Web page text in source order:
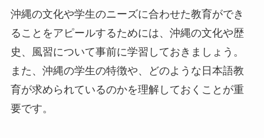
沖縄の文化や学生のニーズに合わせた教育ができ
ることをアピールするためには、沖縄の文化や歴
史、風習について事前に学習しておきましょう。
また、沖縄の学生の特徴や、どのような日本語教
育が求められているのかを理解しておくことが重
要です。